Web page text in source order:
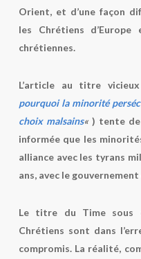
Orient, et d’une façon
les Chrétiens
chrétiennes.
L’article au titre
pourquoi la minorité
choix malsains«) tente de
informée que les
alliance avec les tyrans
ans, avec le
Le titre du Time sous
Chrétiens sont dans
compromis. La réalité,